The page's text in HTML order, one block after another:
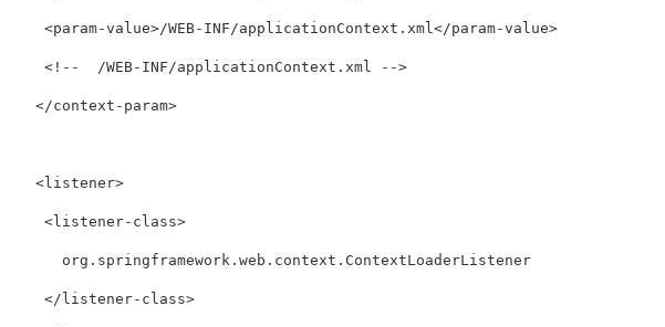
    <param-value>/WEB-INF/applicationContext.xml</param-value>
    <!--  /WEB-INF/applicationContext.xml -->
   </context-param>
   <listener>
    <listener-class>
      org.springframework.web.context.ContextLoaderListener
    </listener-class>